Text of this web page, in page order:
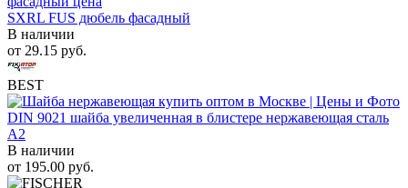
SXRL FUS дюбель фасадный
В наличии
от 29.15 руб.
BEST
DIN 9021 шайба увеличенная в блистере нержавеющая сталь
A2
В наличии
от 195.00 руб.